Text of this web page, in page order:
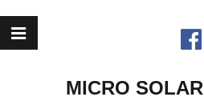
MICRO SOLAR